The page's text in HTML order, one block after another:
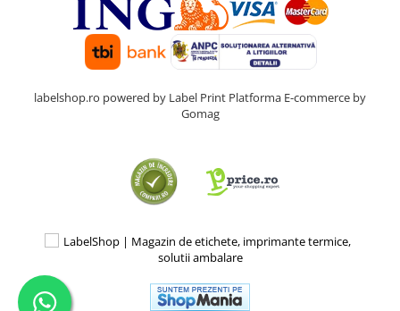
labelshop.ro powered by Label Print Platforma E-commerce by
Gomag